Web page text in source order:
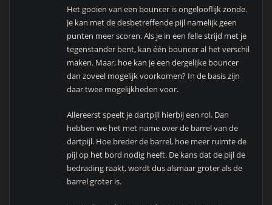
Het gooien van een bouncer is ongelooflijk zonde.
Je kan met de desbetreffende pijl namelijk geen
punten meer scoren. Als je in een felle strijd met je
tegenstander bent, kan één bouncer al het verschil
maken. Maar, hoe kan je een dergelijke bouncer
dan zoveel mogelijk voorkomen? In de basis zijn
daar twee mogelijkheden voor.
Allereerst speelt je dartpijl hierbij een rol. Dan
hebben we het met name over de barrel van de
dartpijl. Hoe breder de barrel, hoe meer ruimte de
pijl op het bord nodig heeft. De kans dat de pijl de
bedrading raakt, wordt dus alsmaar groter als de
barrel groter is.